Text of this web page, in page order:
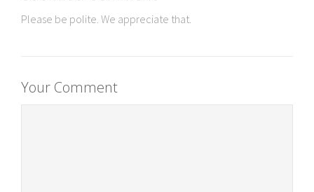
Please be polite. We appreciate that.
Your Comment